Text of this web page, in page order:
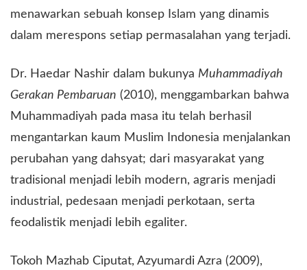
menawarkan sebuah konsep Islam yang dinamis
dalam merespons setiap permasalahan yang terjadi.
​Dr. Haedar Nashir dalam bukunya Muhammadiyah
Gerakan Pembaruan (2010), menggambarkan bahwa
Muhammadiyah pada masa itu telah berhasil
mengantarkan kaum Muslim Indonesia menjalankan
perubahan yang dahsyat; dari masyarakat yang
tradisional menjadi lebih modern, agraris menjadi
industrial, pedesaan menjadi perkotaan, serta
feodalistik menjadi lebih egaliter.
​Tokoh Mazhab Ciputat, Azyumardi Azra (2009),